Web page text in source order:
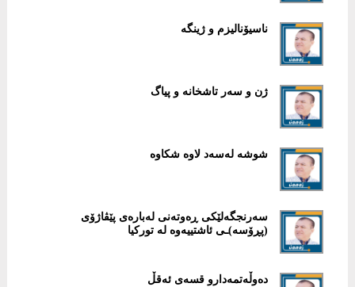
ناسیۆنالیزم و ژینگە
ژن و سەر تاشخانە و پیاگ
شوشە لەسەد لاوە شکاوە
سەرنجگەلێکی ڕەوتەنی لەبارەی پێڤاژۆی
(پڕۆسە)ـی ئاشتییەوە لە تورکیا
دەوڵەتمەدارو قسەی ئەقڵ